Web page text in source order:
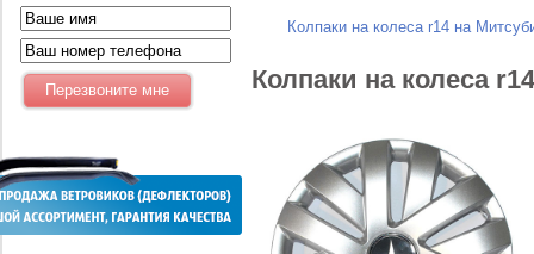
Колпаки на колеса r14 на
Колпаки на колеса